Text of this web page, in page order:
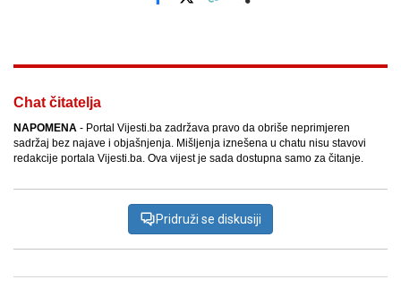
Chat čitatelja
NAPOMENA - Portal Vijesti.ba zadržava pravo da obriše neprimjeren
sadržaj bez najave i objašnjenja. Mišljenja iznešena u chatu nisu stavovi
redakcije portala Vijesti.ba. Ova vijest je sada dostupna samo za čitanje.
Pridruži se diskusiji